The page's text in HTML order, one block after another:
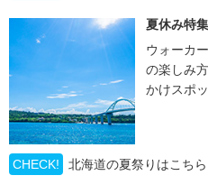
夏休み特
ウォーカ
の楽しみ
かけスポ
CHECK! 北海道の夏祭りはこちら